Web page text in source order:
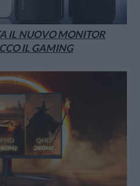
IL NUOVO MONITOR
IL GAMING